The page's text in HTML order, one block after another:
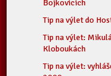
Bojkovicích
Tip na výlet do
Tip na výlet:
Kloboukách
Tip na výlet: